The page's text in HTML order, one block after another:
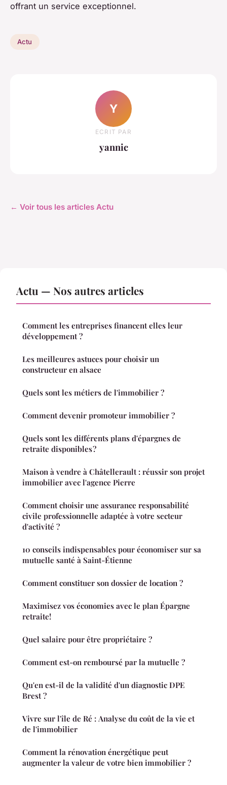
offrant un service exceptionnel.
Actu
Y
ECRIT PAR
yannic
← Voir tous les articles Actu
Actu — Nos autres articles
Comment les entreprises financent elles leur
développement ?
Les meilleures astuces pour choisir un
constructeur en alsace
Quels sont les métiers de l'immobilier ?
Comment devenir promoteur immobilier ?
Quels sont les différents plans d'épargnes de
retraite disponibles ?
Maison à vendre à Châtellerault : réussir son projet
immobilier avec l'agence Pierre
Comment choisir une assurance responsabilité
civile professionnelle adaptée à votre secteur
d'activité ?
10 conseils indispensables pour économiser sur sa
mutuelle santé à Saint-Étienne
Comment constituer son dossier de location ?
Maximisez vos économies avec le plan Épargne
retraite!
Quel salaire pour être propriétaire ?
Comment est-on remboursé par la mutuelle ?
Qu'en est-il de la validité d'un diagnostic DPE
Brest ?
Vivre sur l'île de Ré : Analyse du coût de la vie et
de l'immobilier
Comment la rénovation énergétique peut
augmenter la valeur de votre bien immobilier ?